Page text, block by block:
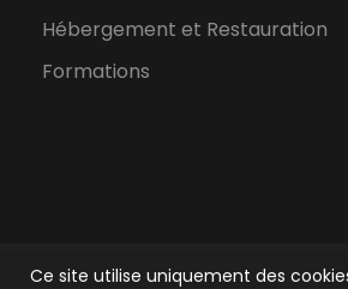
Ce site utilise uniquement des
Hébergement et Restauration
Formations